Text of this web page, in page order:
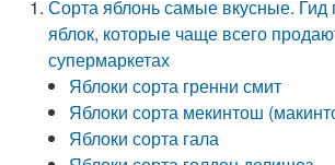
Сорта яблонь самые вкусные. Гид
яблок, которые чаще всего
супермаркетах
Яблоки сорта гренни смит
Яблоки сорта мекинтош
Яблоки сорта гала